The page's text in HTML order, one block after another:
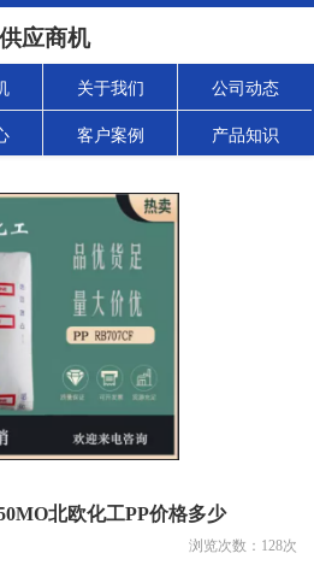
供应商机
关于我们 公司动态
客户案例 产品知识
北欧化工PP价格多少
浏览次数： 128次